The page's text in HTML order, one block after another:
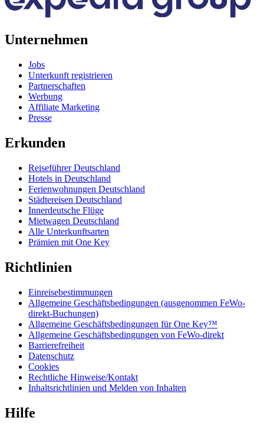
Unternehmen
Jobs
Unterkunft registrieren
Partnerschaften
Werbung
Affiliate Marketing
Presse
Erkunden
Reiseführer Deutschland
Hotels in Deutschland
Ferienwohnungen Deutschland
Städtereisen Deutschland
Innerdeutsche Flüge
Mietwagen Deutschland
Alle Unterkunftsarten
Prämien mit One Key
Richtlinien
Einreisebestimmungen
Allgemeine Geschäftsbedingungen (ausgenommen FeWo-
direkt-Buchungen)
Allgemeine Geschäftsbedingungen für One Key™
Allgemeine Geschäftsbedingungen von FeWo-direkt
Barrierefreiheit
Datenschutz
Cookies
Rechtliche Hinweise/Kontakt
Inhaltsrichtlinien und Melden von Inhalten
Hilfe